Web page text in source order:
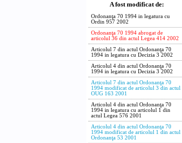
A fost modificat de:
Ordonanţa 70 1994 in legatura cu
Ordin 957 2002
Ordonanţa 70 1994 abrogat de
articolul 36 din actul Legea 414 2002
Articolul 7 din actul Ordonanţa 70
1994 in legatura cu Decizia 3 2002
Articolul 4 din actul Ordonanţa 70
1994 in legatura cu Decizia 3 2002
Articolul 7 din actul Ordonanţa 70
1994 modificat de articolul 3 din actul
OUG 163 2001
Articolul 4 din actul Ordonanţa 70
1994 in legatura cu articolul 1 din
actul Legea 576 2001
Articolul 4 din actul Ordonanţa 70
1994 modificat de articolul 1 din actul
Ordonanţa 53 2001